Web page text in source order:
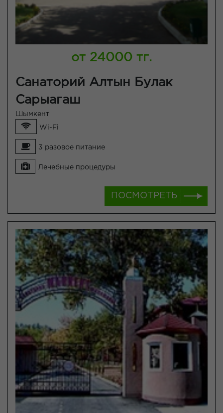
от 24000 тг.
Санаторий Алтын Булак
Сарыагаш
Шымкент
Wi-Fi
3 разовое питание
Лечебные процедуры
ПОСМОТРЕТЬ